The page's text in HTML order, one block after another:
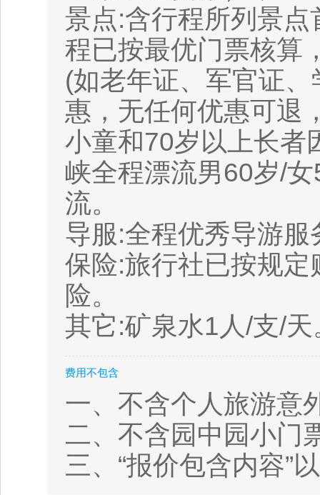
景点:含行程所列景
程已按最优门票核算
(如老年证、军官证
惠，无任何优惠可退
小童和70岁以上长者
峡全程漂流男60岁/
流。
导服:全程优秀导游服
保险:旅行社已按规
险。
其它:矿泉水1人/支/天
费用不包含
一、不含个人旅游意
二、不含园中园小门
三、“报价包含内容”